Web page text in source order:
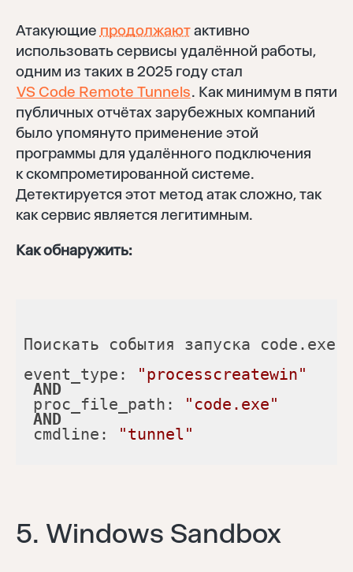
Атакующие продолжаютактивно
использовать сервисы удалённой работы,
одним из таких в 2025 году стал
VS Code Remote Tunnels. Как минимум в пяти
публичных отчётах зарубежных компаний
было упомянуто применение этой
программы для удалённого подключения
к скомпрометированной системе.
Детектируется этот метод атак сложно, так
как сервис является легитимным.
Как обнаружить:
Поискать события запуска code.exe
event_type:
"processcreatewin"
AND
proc_file_path:
"code.exe"
AND
cmdline:
"tunnel"
5. Windows Sandbox